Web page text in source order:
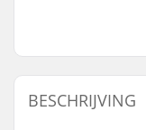
BESCHRIJVING